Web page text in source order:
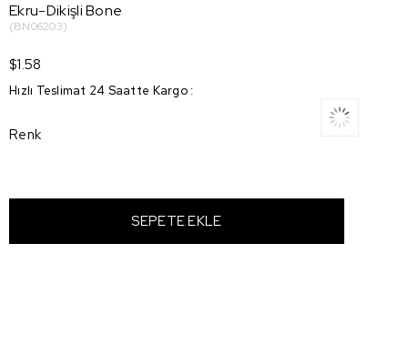
Ekru-Dikişli Bone
(BN06203)
$1.58
Hızlı Teslimat 24 Saatte Kargo :
Renk